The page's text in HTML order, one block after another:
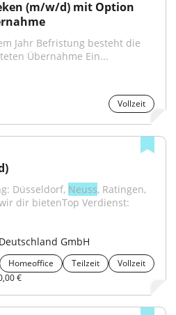
(m/w/d) mit Option
Jahr Befristung besteht die
Übernahme Ein...
Vollzeit
Düsseldorf, Neuss, Ratingen,
dir bietenTop Verdienst:
GmbH
Homeoffice Teilzeit
Vollzeit
€